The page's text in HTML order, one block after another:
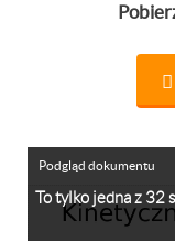
To tylko jedna z 32
Podgląd dokumentu